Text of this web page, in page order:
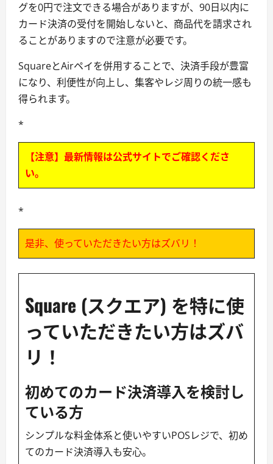
グを0円で注文できる場合がありますが、90日以内に
カード決済の受付を開始しないと、商品代を請求され
ることがありますので注意が必要です。
SquareとAirペイを併用することで、決済手段が豊富
になり、利便性が向上し、集客やレジ周りの統一感も
得られます。
*
【注意】最新情報は公式サイトでご確認くださ
い。
*
是非、使っていただきたい方はズバリ！
Square (スクエア) を特に使
っていただきたい方はズバ
リ！
初めてのカード決済導入を検討し
ている方
シンプルな料金体系と使いやすいPOSレジで、初め
てのカード決済導入も安心。